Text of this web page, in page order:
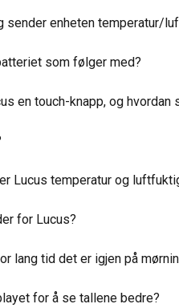
sender enheten temperatur/
som følger med?
en touch-knapp, og hvordan
Lucus temperatur og
for Lucus?
lang tid det er igjen på
for å se tallene bedre?